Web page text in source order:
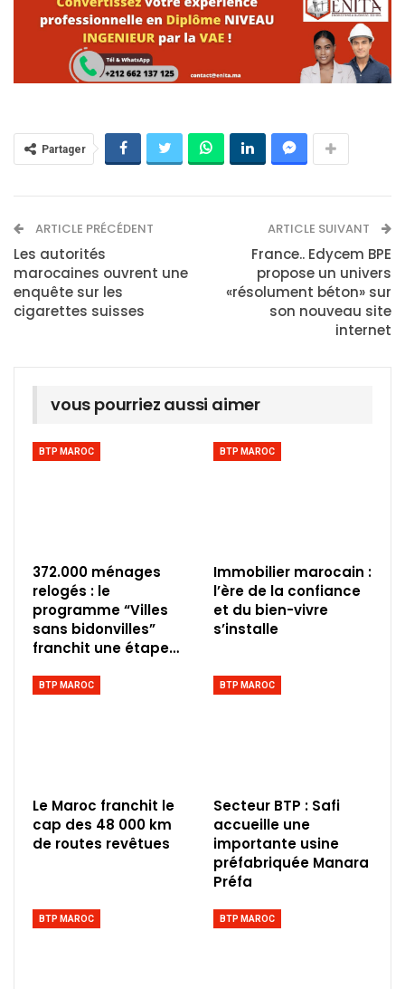
Partager
ARTICLE PRÉCÉDENT
Les autorités
marocaines ouvrent une
enquête sur les
cigarettes suisses
ARTICLE SUIVANT
France.. Edycem BPE
propose un univers
«résolument béton» sur
son nouveau site
internet
vous pourriez aussi aimer
BTP MAROC
372.000 ménages
relogés : le
programme “Villes
sans bidonvilles”
franchit une étape…
BTP MAROC
Immobilier marocain :
l’ère de la confiance
et du bien-vivre
s’installe
BTP MAROC
Le Maroc franchit le
cap des 48 000 km
de routes revêtues
BTP MAROC
Secteur BTP : Safi
accueille une
importante usine
préfabriquée Manara
Préfa
BTP MAROC BTP MAROC